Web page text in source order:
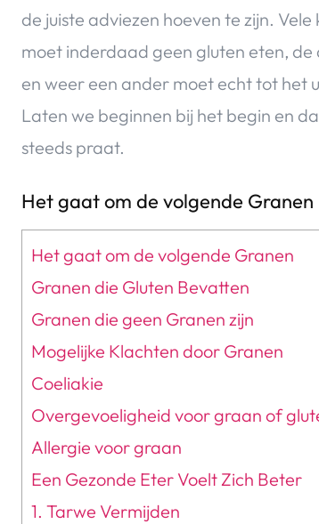
de juiste adviezen hoeven te zijn.
moet inderdaad geen gluten eten,
en weer een ander moet echt tot het
Laten we beginnen bij het begin en
steeds praat.
Het gaat om de volgende Granen
Het gaat om de volgende Granen
Granen die Gluten Bevatten
Granen die geen Granen zijn
Mogelijke Klachten door Granen
Coeliakie
Overgevoeligheid voor graan of
Allergie voor graan
Een Gezonde Eter Voelt Zich Beter
1. Tarwe Vermijden